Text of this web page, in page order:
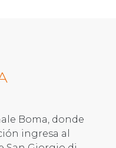
Boma, donde
ingresa al